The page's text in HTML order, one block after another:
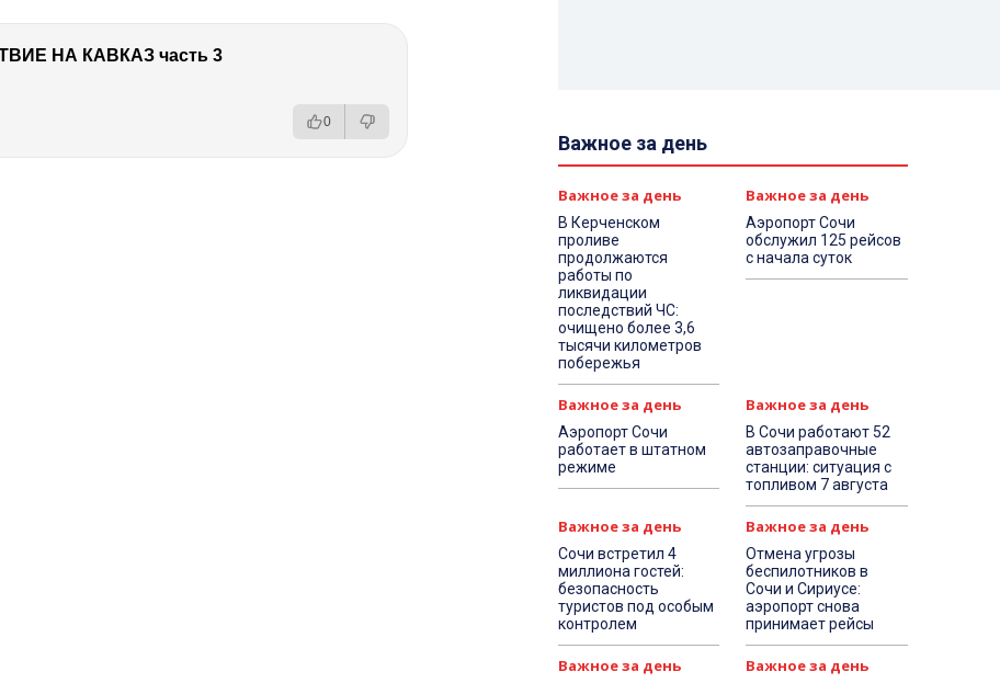
НА КАВКАЗ часть 3
0
Важное за день
Важное за день
В Керченском
проливе
продолжаются
работы по
ликвидации
последствий ЧС:
очищено более 3,6
тысячи километров
побережья
Важное за день
Аэропорт Сочи
обслужил 125 рейсов
с начала суток
Важное за день
Аэропорт Сочи
работает в штатном
режиме
Важное за день
В Сочи работают 52
автозаправочные
станции: ситуация с
топливом 7 августа
Важное за день
Сочи встретил 4
миллиона гостей:
безопасность
туристов под особым
контролем
Важное за день
Отмена угрозы
беспилотников в
Сочи и Сириусе:
аэропорт снова
принимает рейсы
Важное за день Важное за день